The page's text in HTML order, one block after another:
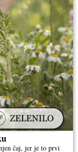
čaj, jer je to prvi